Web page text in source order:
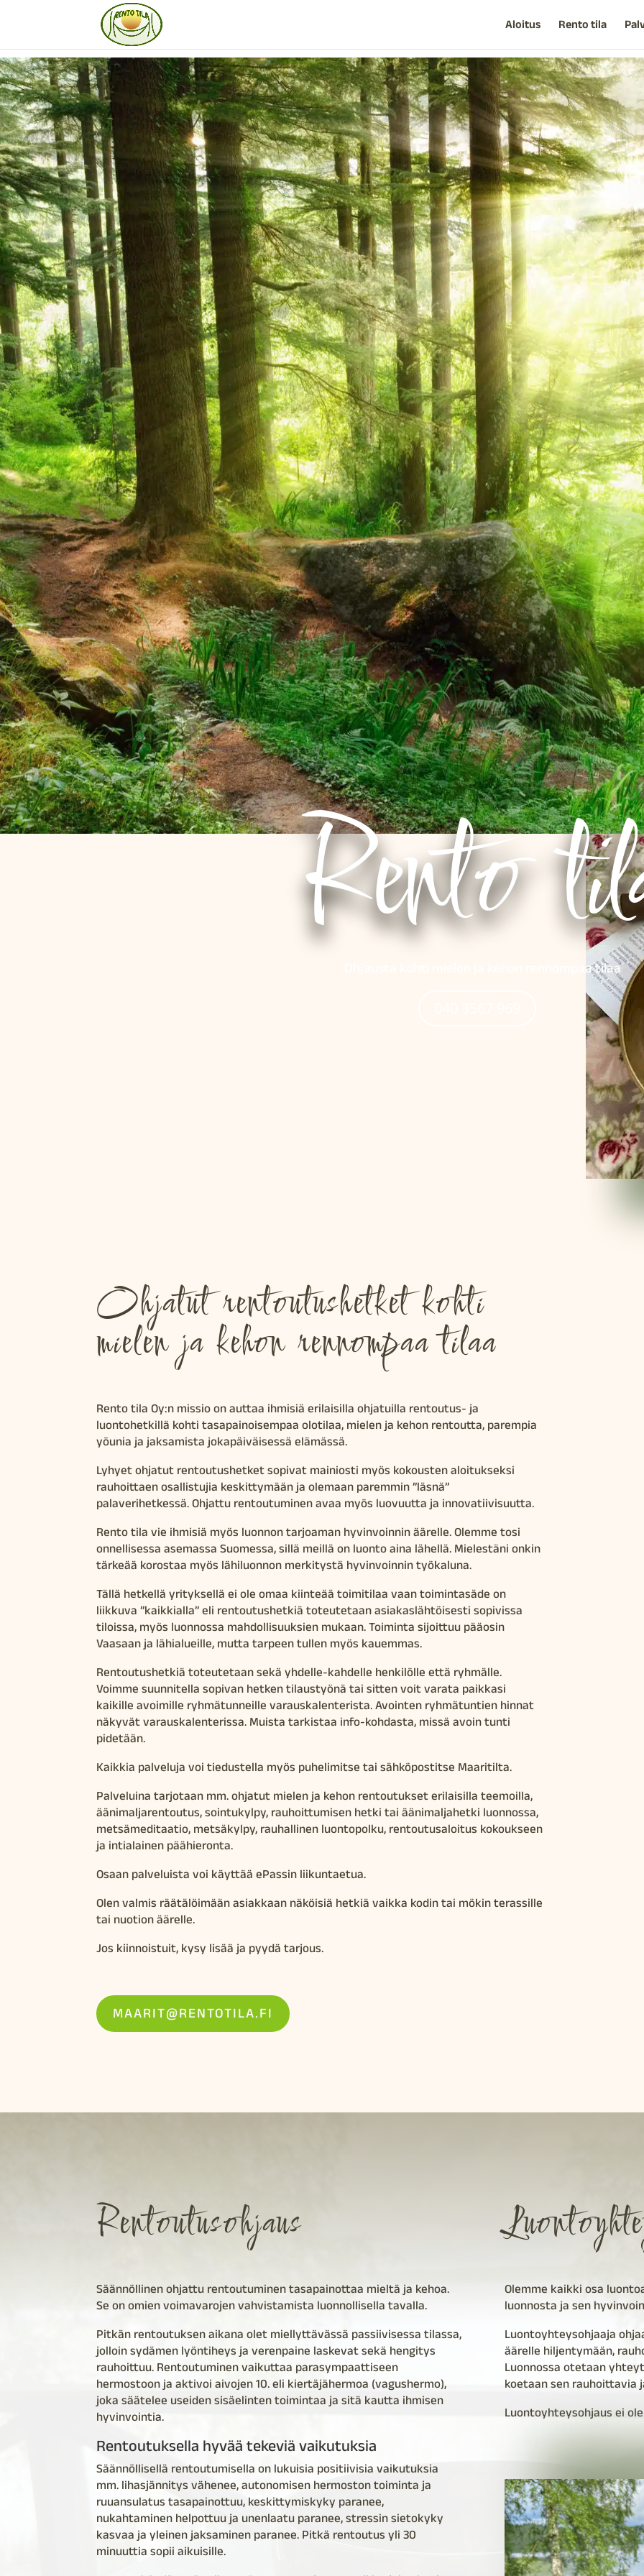
Aloitus Rento tila
Rento
Ohjausta kohti mielen ja kehon rennompaa tilaa
Ohjatut rentoutushetket kohti
mielen ja kehon rennompaa tilaa
Rento tila Oy:n missio on auttaa ihmisiä erilaisilla ohjatuilla rentoutus- ja
luontohetkillä kohti tasapainoisempaa olotilaa, mielen ja kehon rentoutta, parempia
yöunia ja jaksamista jokapäiväisessä elämässä.
Lyhyet ohjatut rentoutushetket sopivat mainiosti myös kokousten aloitukseksi
rauhoittaen osallistujia keskittymään ja olemaan paremmin ”läsnä”
palaverihetkessä. Ohjattu rentoutuminen avaa myös luovuutta ja innovatiivisuutta.
Rento tila vie ihmisiä myös luonnon tarjoaman hyvinvoinnin äärelle. Olemme tosi
onnellisessa asemassa Suomessa, sillä meillä on luonto aina lähellä. Mielestäni onkin
tärkeää korostaa myös lähiluonnon merkitystä hyvinvoinnin työkaluna.
Tällä hetkellä yrityksellä ei ole omaa kiinteää toimitilaa vaan toimintasäde on
liikkuva ”kaikkialla” eli rentoutushetkiä toteutetaan asiakaslähtöisesti sopivissa
tiloissa, myös luonnossa mahdollisuuksien mukaan. Toiminta sijoittuu pääosin
Vaasaan ja lähialueille, mutta tarpeen tullen myös kauemmas.
Rentoutushetkiä toteutetaan sekä yhdelle-kahdelle henkilölle että ryhmälle.
Voimme suunnitella sopivan hetken tilaustyönä tai sitten voit varata paikkasi
kaikille avoimille ryhmätunneille varauskalenterista. Avointen ryhmätuntien hinnat
näkyvät varauskalenterissa. Muista tarkistaa info-kohdasta, missä avoin tunti
pidetään.
Kaikkia palveluja voi tiedustella myös puhelimitse tai sähköpostitse Maaritilta.
Palveluina tarjotaan mm. ohjatut mielen ja kehon rentoutukset erilaisilla teemoilla,
äänimaljarentoutus, sointukylpy, rauhoittumisen hetki tai äänimaljahetki luonnossa,
metsämeditaatio, metsäkylpy, rauhallinen luontopolku, rentoutusaloitus kokoukseen
ja intialainen päähieronta.
Osaan palveluista voi käyttää ePassin liikuntaetua.
Olen valmis räätälöimään asiakkaan näköisiä hetkiä vaikka kodin tai mökin terassille
tai nuotion äärelle.
Jos kiinnoistuit, kysy lisää ja pyydä tarjous.
MAARIT@RENTOTILA.FI
Rentoutusohjaus
Säännöllinen ohjattu rentoutuminen tasapainottaa mieltä ja kehoa.
Se on omien voimavarojen vahvistamista luonnollisella tavalla.
Pitkän rentoutuksen aikana olet miellyttävässä passiivisessa tilassa,
jolloin sydämen lyöntiheys ja verenpaine laskevat sekä hengitys
rauhoittuu. Rentoutuminen vaikuttaa parasympaattiseen
hermostoon ja aktivoi aivojen 10. eli kiertäjähermoa (vagushermo),
joka säätelee useiden sisäelinten toimintaa ja sitä kautta ihmisen
hyvinvointia.
Rentoutuksella hyvää tekeviä vaikutuksia
Säännöllisellä rentoutumisella on lukuisia positiivisia vaikutuksia
mm. lihasjännitys vähenee, autonomisen hermoston toiminta ja
ruuansulatus tasapainottuu, keskittymiskyky paranee,
nukahtaminen helpottuu ja unenlaatu paranee, stressin sietokyky
kasvaa ja yleinen jaksaminen paranee. Pitkä rentoutus yli 30
minuuttia sopii aikuisille.
Olemme kaikki osa
luonnosta ja sen
Luontoyhteysohjaaja
äärelle hiljentymään,
Luonnossa otetaan
koetaan sen rauhoittavia
Luontoyhteysohjaus ei